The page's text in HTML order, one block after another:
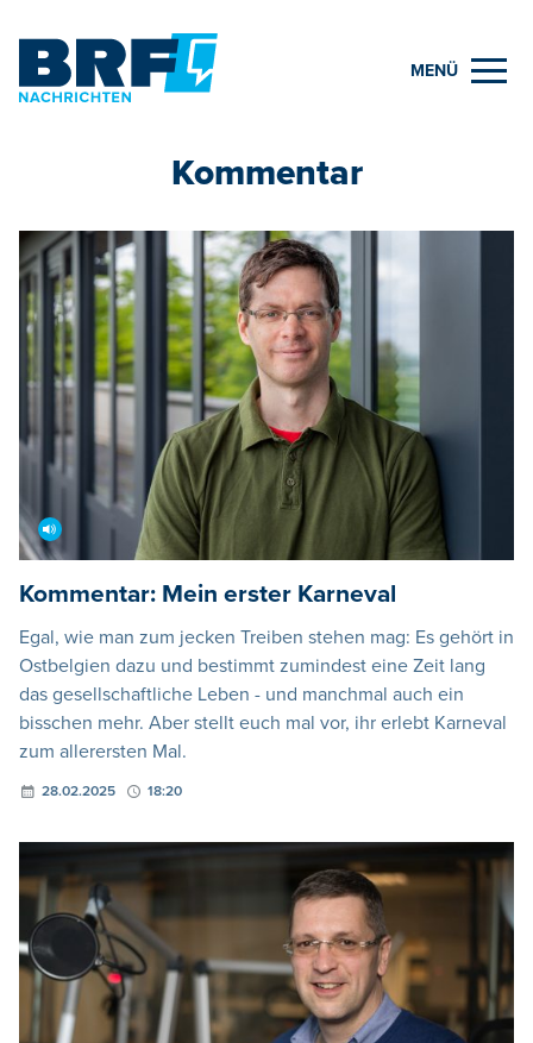
MENÜ
Kommentar
Kommentar: Mein erster Karneval
Egal, wie man zum jecken Treiben stehen mag: Es gehört in
Ostbelgien dazu und bestimmt zumindest eine Zeit lang
das gesellschaftliche Leben - und manchmal auch ein
bisschen mehr. Aber stellt euch mal vor, ihr erlebt Karneval
zum allerersten Mal.
28.02.2025 18:20